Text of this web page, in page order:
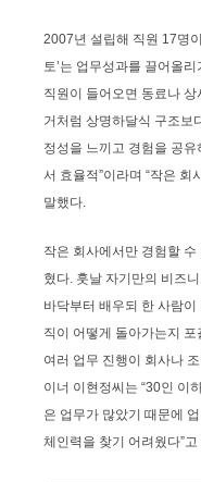
2007년 설립해 직원 17명
토’는 업무성과를 끌어올
직원이 들어오면 동료나
거처럼 상명하달식 구조보
정성을 느끼고 경험을 공
서 효율적”이라며 “작은 회
말했다.
작은 회사에서만 경험할 수
혔다. 훗날 자기만의 비즈
바닥부터 배우되 한 사람
직이 어떻게 돌아가는지
여러 업무 진행이 회사나
이너 이현정씨는 “30인 이
은 업무가 많았기 때문에
체인력을 찾기 어려웠다”